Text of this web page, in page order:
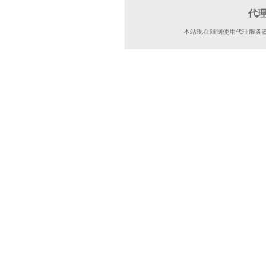
代
本站现在限制使用代理服务